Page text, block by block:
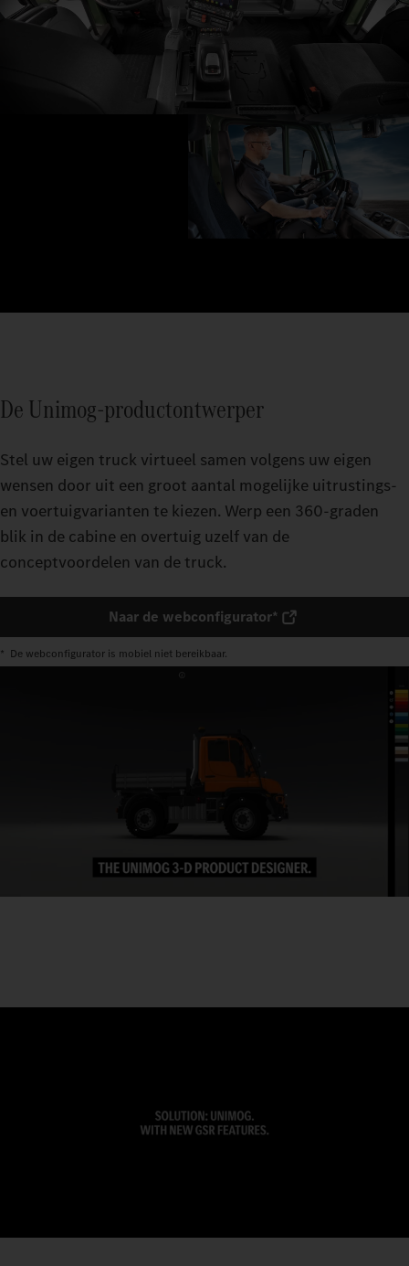
De Unimog-productontwerper
Stel uw eigen truck virtueel samen volgens uw eigen
wensen door uit een groot aantal mogelijke uitrustings-
en voertuigvarianten te kiezen. Werp een 360-graden
blik in de cabine en overtuig uzelf van de
conceptvoordelen van de truck.
Naar de webconfigurator*
* De webconfigurator is mobiel niet bereikbaar.